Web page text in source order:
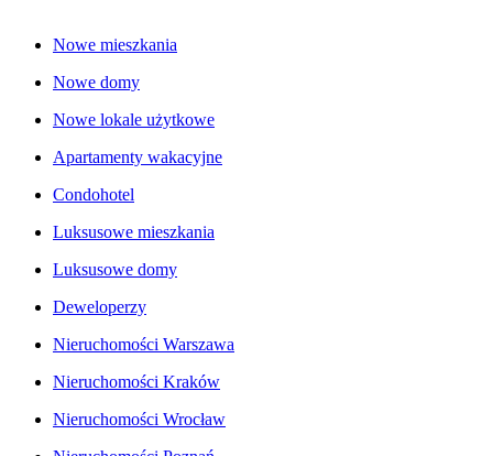
Nowe mieszkania
Nowe domy
Nowe lokale użytkowe
Apartamenty wakacyjne
Condohotel
Luksusowe mieszkania
Luksusowe domy
Deweloperzy
Nieruchomości Warszawa
Nieruchomości Kraków
Nieruchomości Wrocław